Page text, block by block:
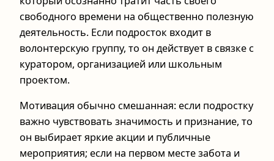
свободного времени на общественно полезную
деятельность. Если подросток входит в
волонтерскую группу, то он действует в связке с
куратором, организацией или школьным
проектом.
Мотивация обычно смешанная: если подростку
важно чувствовать значимость и признание, то
он выбирает яркие акции и публичные
мероприятия; если на первом месте забота и